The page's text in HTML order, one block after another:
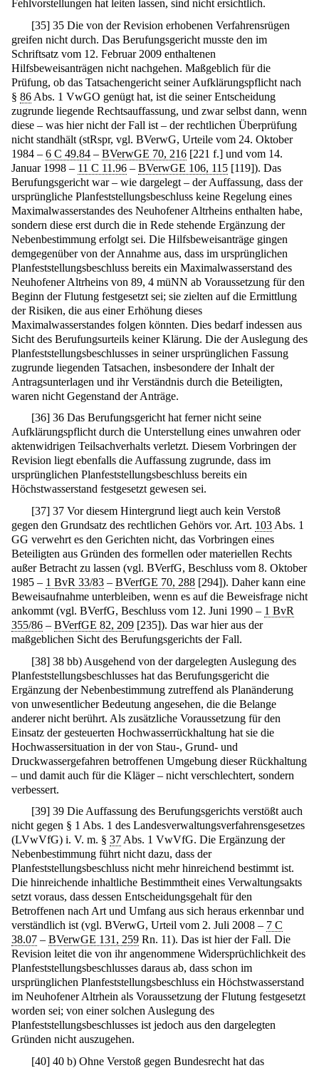
Fehlvorstellungen hat leiten lassen, sind nicht ersichtlich.
[35] 35 Die von der Revision erhobenen Verfahrensrügen
greifen nicht durch. Das Berufungsgericht musste den im
Schriftsatz vom 12. Februar 2009 enthaltenen
Hilfsbeweisanträgen nicht nachgehen. Maßgeblich für die
Prüfung, ob das Tatsachengericht seiner Aufklärungspflicht nach
§ 86 Abs. 1 VwGO genügt hat, ist die seiner Entscheidung
zugrunde liegende Rechtsauffassung, und zwar selbst dann, wenn
diese – was hier nicht der Fall ist – der rechtlichen Überprüfung
nicht standhält (stRspr, vgl. BVerwG, Urteile vom 24. Oktober
1984 – 6 C 49.84 – BVerwGE 70, 216 [221 f.] und vom 14.
Januar 1998 – 11 C 11.96 – BVerwGE 106, 115 [119]). Das
Berufungsgericht war – wie dargelegt – der Auffassung, dass der
ursprüngliche Planfeststellungsbeschluss keine Regelung eines
Maximalwasserstandes des Neuhofener Altrheins enthalten habe,
sondern diese erst durch die in Rede stehende Ergänzung der
Nebenbestimmung erfolgt sei. Die Hilfsbeweisanträge gingen
demgegenüber von der Annahme aus, dass im ursprünglichen
Planfeststellungsbeschluss bereits ein Maximalwasserstand des
Neuhofener Altrheins von 89, 4 müNN ab Voraussetzung für den
Beginn der Flutung festgesetzt sei; sie zielten auf die Ermittlung
der Risiken, die aus einer Erhöhung dieses
Maximalwasserstandes folgen könnten. Dies bedarf indessen aus
Sicht des Berufungsurteils keiner Klärung. Die der Auslegung des
Planfeststellungsbeschlusses in seiner ursprünglichen Fassung
zugrunde liegenden Tatsachen, insbesondere der Inhalt der
Antragsunterlagen und ihr Verständnis durch die Beteiligten,
waren nicht Gegenstand der Anträge.
[36] 36 Das Berufungsgericht hat ferner nicht seine
Aufklärungspflicht durch die Unterstellung eines unwahren oder
aktenwidrigen Teilsachverhalts verletzt. Diesem Vorbringen der
Revision liegt ebenfalls die Auffassung zugrunde, dass im
ursprünglichen Planfeststellungsbeschluss bereits ein
Höchstwasserstand festgesetzt gewesen sei.
[37] 37 Vor diesem Hintergrund liegt auch kein Verstoß
gegen den Grundsatz des rechtlichen Gehörs vor. Art. 103 Abs. 1
GG verwehrt es den Gerichten nicht, das Vorbringen eines
Beteiligten aus Gründen des formellen oder materiellen Rechts
außer Betracht zu lassen (vgl. BVerfG, Beschluss vom 8. Oktober
1985 – 1 BvR 33/83 – BVerfGE 70, 288 [294]). Daher kann eine
Beweisaufnahme unterbleiben, wenn es auf die Beweisfrage nicht
ankommt (vgl. BVerfG, Beschluss vom 12. Juni 1990 – 1 BvR
355/86 – BVerfGE 82, 209 [235]). Das war hier aus der
maßgeblichen Sicht des Berufungsgerichts der Fall.
[38] 38 bb) Ausgehend von der dargelegten Auslegung des
Planfeststellungsbeschlusses hat das Berufungsgericht die
Ergänzung der Nebenbestimmung zutreffend als Planänderung
von unwesentlicher Bedeutung angesehen, die die Belange
anderer nicht berührt. Als zusätzliche Voraussetzung für den
Einsatz der gesteuerten Hochwasserrückhaltung hat sie die
Hochwassersituation in der von Stau-, Grund- und
Druckwassergefahren betroffenen Umgebung dieser Rückhaltung
– und damit auch für die Kläger – nicht verschlechtert, sondern
verbessert.
[39] 39 Die Auffassung des Berufungsgerichts verstößt auch
nicht gegen § 1 Abs. 1 des Landesverwaltungsverfahrensgesetzes
(LVwVfG) i. V. m. § 37 Abs. 1 VwVfG. Die Ergänzung der
Nebenbestimmung führt nicht dazu, dass der
Planfeststellungsbeschluss nicht mehr hinreichend bestimmt ist.
Die hinreichende inhaltliche Bestimmtheit eines Verwaltungsakts
setzt voraus, dass dessen Entscheidungsgehalt für den
Betroffenen nach Art und Umfang aus sich heraus erkennbar und
verständlich ist (vgl. BVerwG, Urteil vom 2. Juli 2008 – 7 C
38.07 – BVerwGE 131, 259 Rn. 11). Das ist hier der Fall. Die
Revision leitet die von ihr angenommene Widersprüchlichkeit des
Planfeststellungsbeschlusses daraus ab, dass schon im
ursprünglichen Planfeststellungsbeschluss ein Höchstwasserstand
im Neuhofener Altrhein als Voraussetzung der Flutung festgesetzt
worden sei; von einer solchen Auslegung des
Planfeststellungsbeschlusses ist jedoch aus den dargelegten
Gründen nicht auszugehen.
[40] 40 b) Ohne Verstoß gegen Bundesrecht hat das